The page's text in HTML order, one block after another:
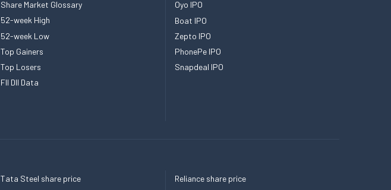
Share Market Glossary
52-week High
52-week Low
Top Gainers
Top Losers
FII DII Data
Oyo IPO
Boat IPO
Zepto IPO
PhonePe IPO
Snapdeal IPO
Tata Steel share price
Reliance share price